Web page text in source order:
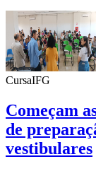
CursaIFG
Começam
de
vestibulares